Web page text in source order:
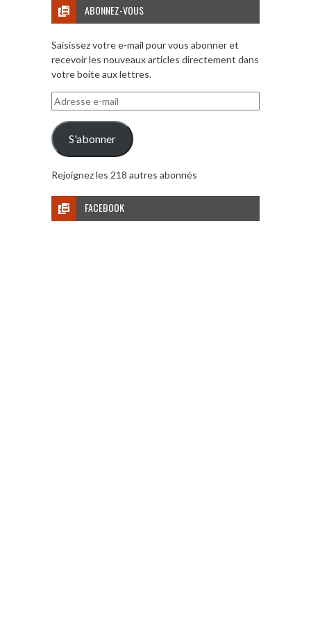
ABONNEZ-VOUS
Saisissez votre e-mail pour vous abonner et
recevoir les nouveaux articles directement dans
votre boite aux lettres.
Adresse
e-
mail
S'abonner
Rejoignez les 218 autres abonnés
FACEBOOK